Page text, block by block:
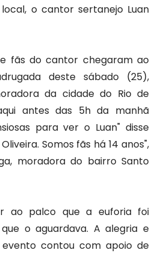
o cantor sertanejo Luan
fãs do cantor chegaram ao
deste sábado (25),
da cidade do Rio de
antes das 5h da manhã
para ver o Luan" disse
Somos fãs há 14 anos",
moradora do bairro Santo
ao palco que a euforia foi
o aguardava. A alegria e
contou com apoio de